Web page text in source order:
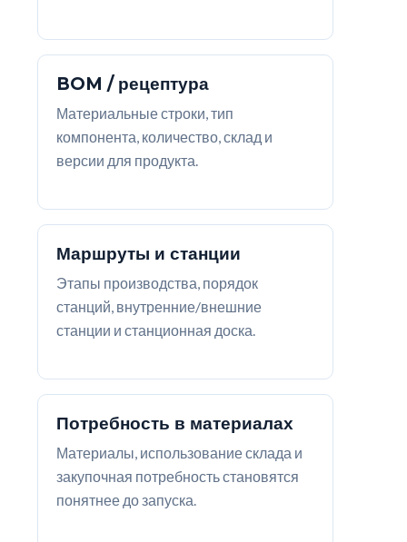
BOM / рецептура
Материальные строки, тип
компонента, количество, склад и
версии для продукта.
Маршруты и станции
Этапы производства, порядок
станций, внутренние/внешние
станции и станционная доска.
Потребность в материалах
Материалы, использование склада и
закупочная потребность становятся
понятнее до запуска.